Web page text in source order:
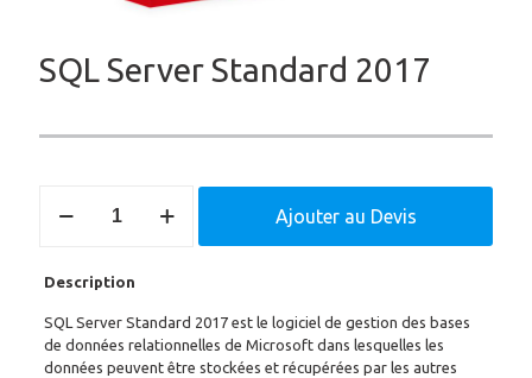
SQL Server Standard 2017
Standard
Ajouter au Devis
Description
SQL Server Standard 2017 est le logiciel de gestion des bases
de données relationnelles de Microsoft dans lesquelles les
données peuvent être stockées et récupérées par les autres